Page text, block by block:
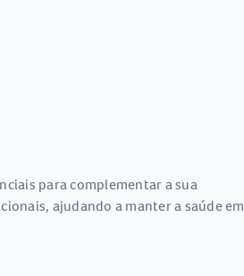
para complementar a sua
ajudando a manter a saúde em